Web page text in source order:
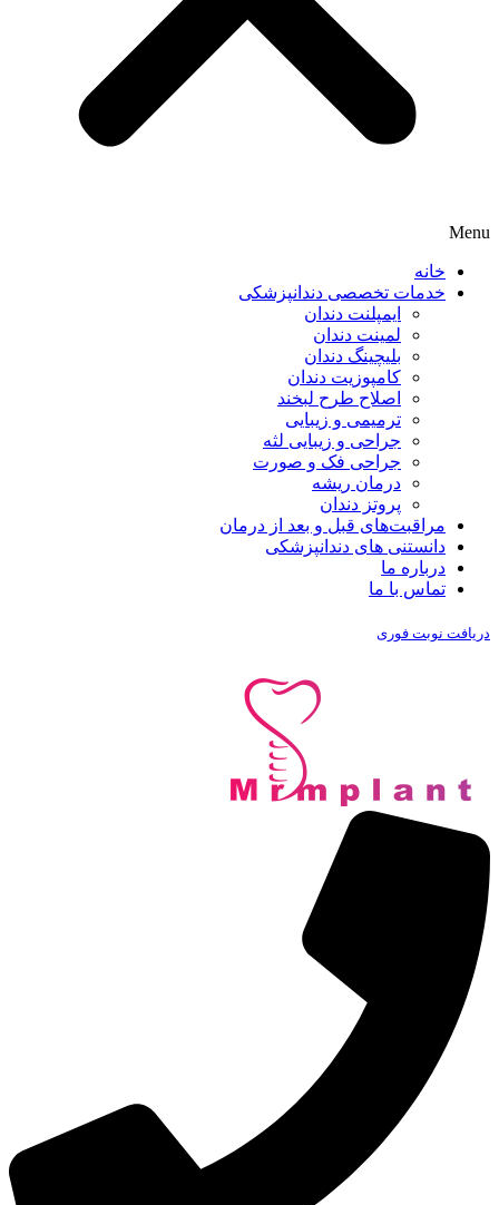
Menu
خانه
خدمات تخصصی دندانپزشکی
ایمپلنت دندان
لمینت دندان
بلیچینگ دندان
کامپوزیت دندان
اصلاح طرح لبخند
ترمیمی و زیبایی
جراحی و زیبایی لثه
جراحی فک و صورت
درمان ریشه
پروتز دندان
مراقبت‌های قبل و بعد از درمان
دانستنی های دندانپزشکی
درباره ما
تماس با ما
دریافت نوبت فوری